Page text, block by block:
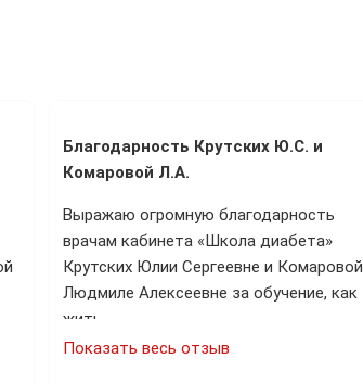
Благодарность Крутских Ю.С. и
Комаровой Л.А.
Выражаю огромную благодарность
врачам кабинета «Школа диабета»
Крутских Юлии Сергеевне и Комаровой
Людмиле Алексеевне за обучение, как
жить…
Показать весь отзыв